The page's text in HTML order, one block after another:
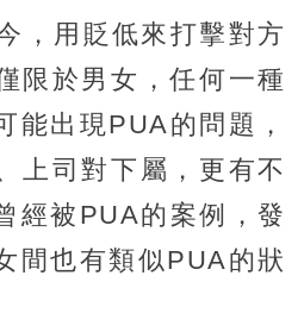
，用貶低來打擊對方
限於男女，任何一種
能出現PUA的問題，
上司對下屬，更有不
經被PUA的案例，發
間也有類似PUA的狀